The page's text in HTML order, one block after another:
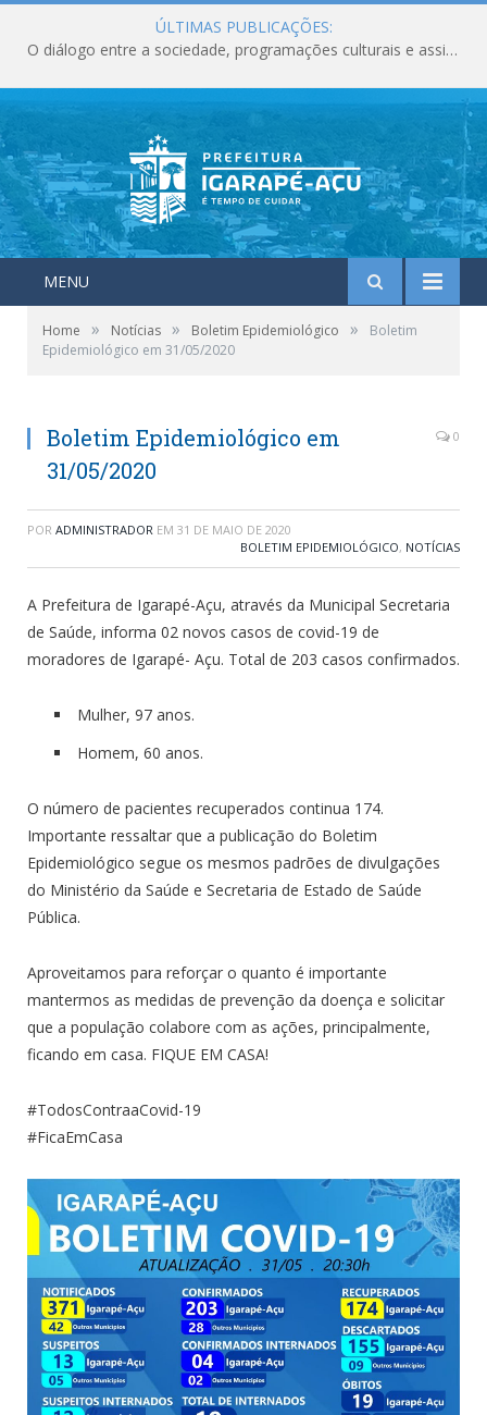
ÚLTIMAS PUBLICAÇÕES:
O diálogo entre a sociedade, programações culturais e assistência social deixam marcos importantes para o município em junho.
MENU
Home » Notícias » Boletim Epidemiológico »
Boletim
Epidemiológico em 31/05/2020
Boletim Epidemiológico em
31/05/2020
0
POR ADMINISTRADOR EM 31 DE MAIO DE 2020
BOLETIM EPIDEMIOLÓGICO, NOTÍCIAS
A Prefeitura de Igarapé-Açu, através da Municipal Secretaria
de Saúde, informa 02 novos casos de covid-19 de
moradores de Igarapé- Açu. Total de 203 casos confirmados.
Mulher, 97 anos.
Homem, 60 anos.
O número de pacientes recuperados continua 174.
Importante ressaltar que a publicação do Boletim
Epidemiológico segue os mesmos padrões de divulgações
do Ministério da Saúde e Secretaria de Estado de Saúde
Pública.
Aproveitamos para reforçar o quanto é importante
mantermos as medidas de prevenção da doença e solicitar
que a população colabore com as ações, principalmente,
ficando em casa. FIQUE EM CASA!
#TodosContraaCovid-19
#FicaEmCasa